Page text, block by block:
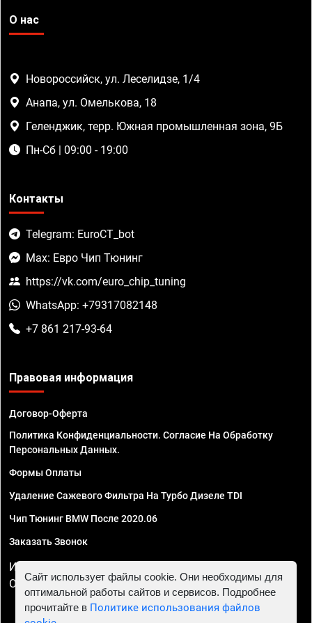
О нас
Новороссийск, ул. Леселидзе, 1/4
Анапа, ул. Омелькова, 18
Геленджик, терр. Южная промышленная зона, 9Б
Пн-Сб | 09:00 - 19:00
Контакты
Telegram: EuroCT_bot
Max: Евро Чип Тюнинг
https://vk.com/euro_chip_tuning
WhatsApp: +79317082148
+7 861 217-93-64
Правовая информация
Договор-Оферта
Политика Конфиденциальности. Согласие На Обработку
Персональных Данных.
Формы Оплаты
Удаление Сажевого Фильтра На Турбо Дизеле TDI
Чип Тюнинг BMW После 2020.06
Заказать Звонок
ИП Смирнов Георгий Павлович. ИНН 781302555843,
ОГРНИП 324470400032610
Сайт использует файлы cookie. Они необходимы для
оптимальной работы сайтов и сервисов. Подробнее
прочитайте в Политике использования файлов